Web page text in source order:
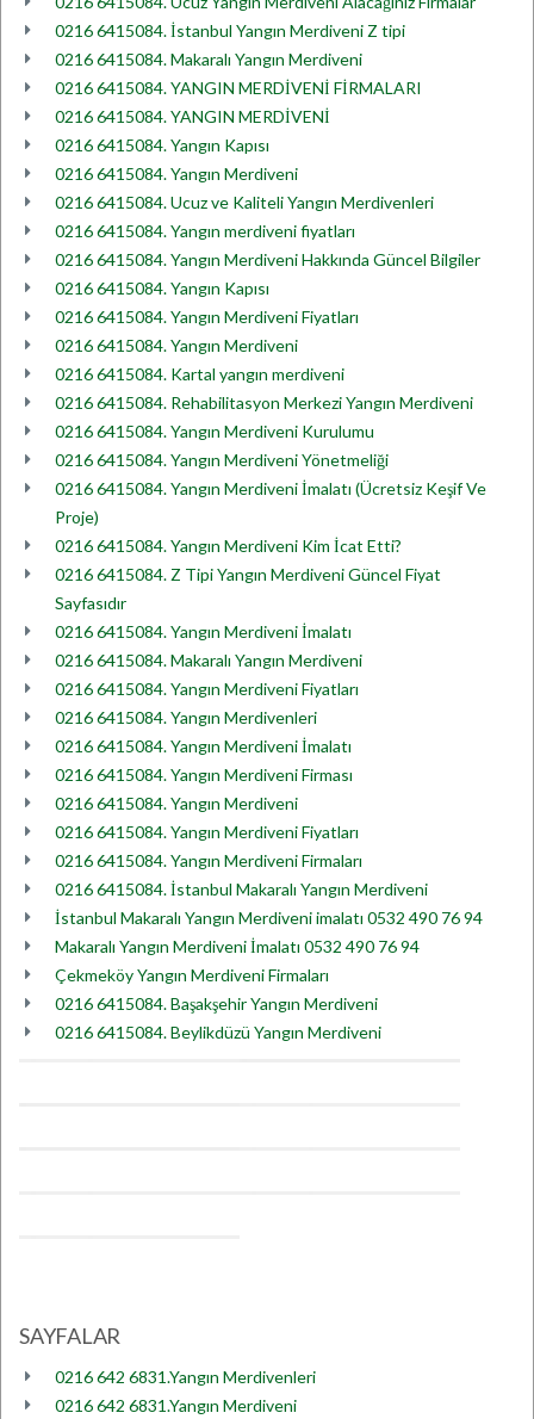
0216 6415084. İstanbul Yangın Merdiveni Z tipi
0216 6415084. Makaralı Yangın Merdiveni
0216 6415084. YANGIN MERDİVENİ FİRMALARI
0216 6415084. YANGIN MERDİVENİ
0216 6415084. Yangın Kapısı
0216 6415084. Yangın Merdiveni
0216 6415084. Ucuz ve Kaliteli Yangın Merdivenleri
0216 6415084. Yangın merdiveni fiyatları
0216 6415084. Yangın Merdiveni Hakkında Güncel Bilgiler
0216 6415084. Yangın Kapısı
0216 6415084. Yangın Merdiveni Fiyatları
0216 6415084. Yangın Merdiveni
0216 6415084. Kartal yangın merdiveni
0216 6415084. Rehabilitasyon Merkezi Yangın Merdiveni
0216 6415084. Yangın Merdiveni Kurulumu
0216 6415084. Yangın Merdiveni Yönetmeliği
0216 6415084. Yangın Merdiveni İmalatı (Ücretsiz Keşif Ve
Proje)
0216 6415084. Yangın Merdiveni Kim İcat Etti?
0216 6415084. Z Tipi Yangın Merdiveni Güncel Fiyat
Sayfasıdır
0216 6415084. Yangın Merdiveni İmalatı
0216 6415084. Makaralı Yangın Merdiveni
0216 6415084. Yangın Merdiveni Fiyatları
0216 6415084. Yangın Merdivenleri
0216 6415084. Yangın Merdiveni İmalatı
0216 6415084. Yangın Merdiveni Firması
0216 6415084. Yangın Merdiveni
0216 6415084. Yangın Merdiveni Fiyatları
0216 6415084. Yangın Merdiveni Firmaları
0216 6415084. İstanbul Makaralı Yangın Merdiveni
İstanbul Makaralı Yangın Merdiveni imalatı 0532 490 76 94
Makaralı Yangın Merdiveni İmalatı 0532 490 76 94
Çekmeköy Yangın Merdiveni Firmaları
0216 6415084. Başakşehir Yangın Merdiveni
0216 6415084. Beylikdüzü Yangın Merdiveni
SAYFALAR
0216 642 6831.Yangın Merdivenleri
0216 642 6831.Yangın Merdiveni